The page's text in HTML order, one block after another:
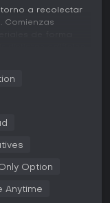
torno a recolectar
Comienzas
con un
para obtener
clics y decisiones
plano.
hacia un
Option
Anytime